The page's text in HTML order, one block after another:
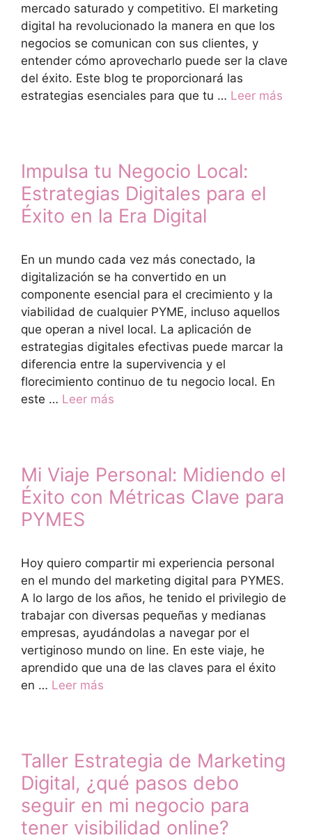
mercado saturado y competitivo. El marketing
digital ha revolucionado la manera en que los
negocios se comunican con sus clientes, y
entender cómo aprovecharlo puede ser la clave
del éxito. Este blog te proporcionará las
estrategias esenciales para que tu … Leer más
Impulsa tu Negocio Local:
Estrategias Digitales para el
Éxito en la Era Digital
En un mundo cada vez más conectado, la
digitalización se ha convertido en un
componente esencial para el crecimiento y la
viabilidad de cualquier PYME, incluso aquellos
que operan a nivel local. La aplicación de
estrategias digitales efectivas puede marcar la
diferencia entre la supervivencia y el
florecimiento continuo de tu negocio local. En
este … Leer más
Mi Viaje Personal: Midiendo el
Éxito con Métricas Clave para
PYMES
Hoy quiero compartir mi experiencia personal
en el mundo del marketing digital para PYMES.
A lo largo de los años, he tenido el privilegio de
trabajar con diversas pequeñas y medianas
empresas, ayudándolas a navegar por el
vertiginoso mundo on line. En este viaje, he
aprendido que una de las claves para el éxito
en … Leer más
Taller Estrategia de Marketing
Digital, ¿qué pasos debo
seguir en mi negocio para
tener visibilidad online?